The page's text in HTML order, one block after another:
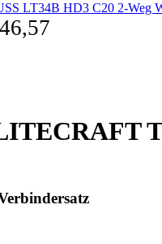
LT34B HD3 C20 2-Weg